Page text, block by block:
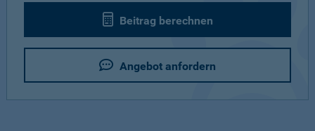
Beitrag berechnen
Angebot anfordern